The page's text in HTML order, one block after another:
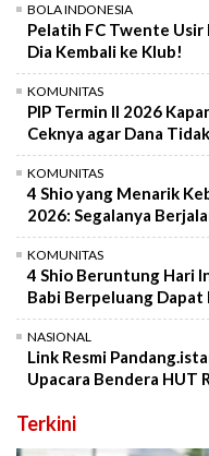
BOLA INDONESIA
Pelatih FC Twente Usir
Dia Kembali ke Klub!
KOMUNITAS
PIP Termin II 2026
Ceknya agar Dana
KOMUNITAS
4 Shio yang Menarik
2026: Segalanya
KOMUNITAS
4 Shio Beruntung Hari
Babi Berpeluang Dapat
NASIONAL
Link Resmi
Upacara Bendera HUT
Terkini